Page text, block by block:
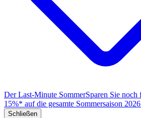
Der Last-Minute SommerSparen Sie
15%* auf die gesamte Sommersaison
Schließen